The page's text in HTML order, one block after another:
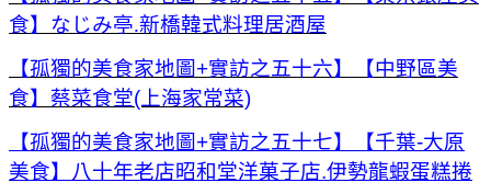
食】なじみ亭.新橋韓式料理居酒屋
【孤獨的美食家地圖+實訪之五十六】【中野區美
食】蔡菜食堂(上海家常菜)
【孤獨的美食家地圖+實訪之五十七】【千葉-大原
美食】八十年老店昭和堂洋菓子店.伊勢龍蝦蛋糕捲